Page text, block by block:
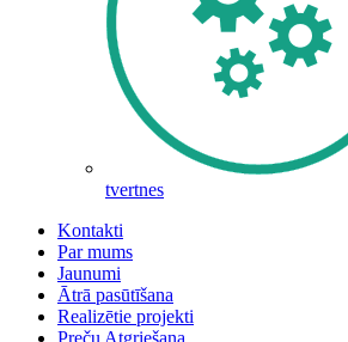
tvertnes
Kontakti
Par mums
Jaunumi
Ātrā pasūtīšana
Realizētie projekti
Preču Atgriešana